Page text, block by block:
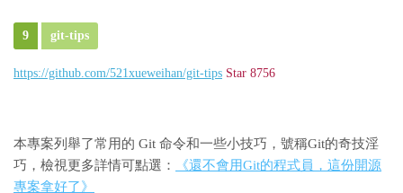
9 git-tips
https://github.com/521xueweihan/git-tips Star 8756
本專案列舉了常用的 Git 命令和一些小技巧，號稱Git的奇技淫
巧，檢視更多詳情可點選：
《還不會用Git的程式員，這份開源
專案拿好了》